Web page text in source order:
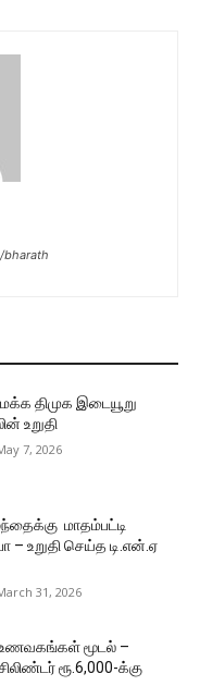
திமுக இடையூறு
உறுதி
7, 2026
மாதம்பட்டி
– உறுதி செய்த டி.என்.ஏ
31, 2026
உணவகங்கள் மூடல் –
ரூ.6,000-க்கு